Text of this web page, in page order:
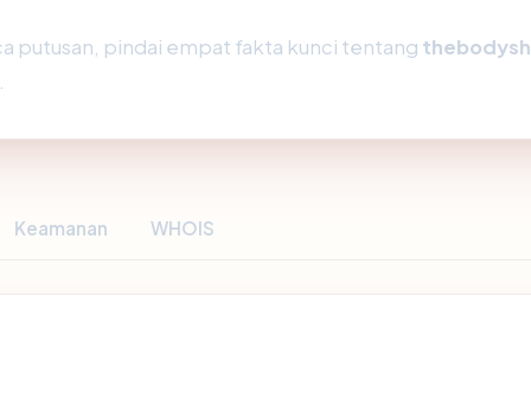
putusan, pindai empat fakta kunci tentang
Keamanan WHOIS